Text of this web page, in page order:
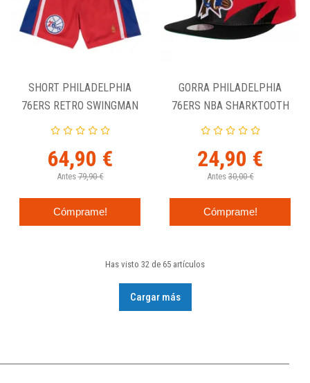
SHORT PHILADELPHIA
76ERS RETRO SWINGMAN
1996-97 SIXERS
64,90 €
Antes 79,90 €
Cómprame!
GORRA PHILADELPHIA
76ERS NBA SHARKTOOTH
- MITCHELL AND NESS.
24,90 €
Antes 30,00 €
Cómprame!
Has visto 32 de 65 artículos
Cargar más